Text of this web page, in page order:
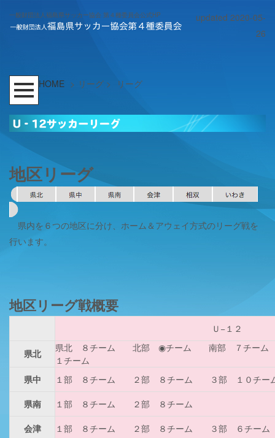
一般財団法人福島県サッカー協会 第４種委員会公式HP
updated 2020-05-
26
HOME > リーグ > リーグ
地区リーグ
県内を６つの地区に分け、ホーム＆アウェイ方式のリーグ戦を
行います。
地区リーグ戦概要
Ｕ−１２
県北
県北 ８チーム 北部 ◉チーム 南部 ７チー
１チーム
県中
１部 ８チーム ２部 ８チーム ３部 １０チー
県南
１部 ８チーム ２部 ８チーム
会津
１部 ８チーム ２部 ８チーム ３部 ６チーム